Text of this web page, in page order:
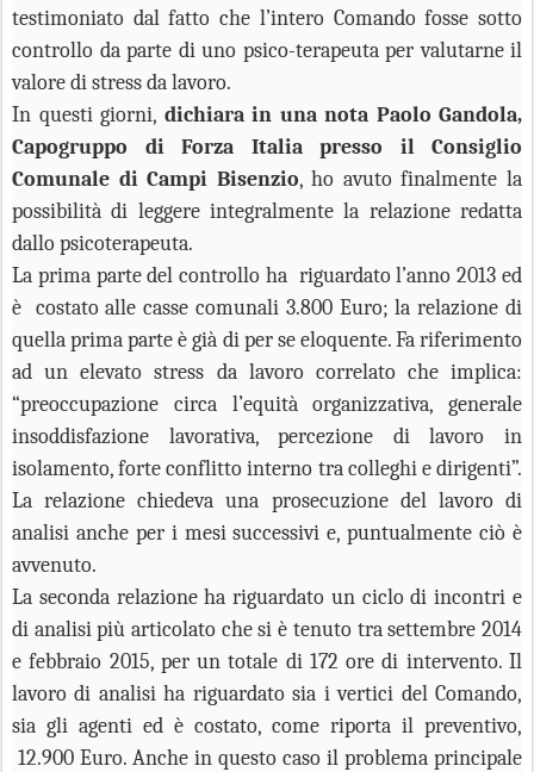
testimoniato dal fatto che l’intero Comando fosse sotto
controllo da parte di uno psico-terapeuta per valutarne il
valore di stress da lavoro.
In questi giorni, dichiara in una nota Paolo Gandola,
Capogruppo di Forza Italia presso il Consiglio
Comunale di Campi Bisenzio, ho avuto finalmente la
possibilità di leggere integralmente la relazione redatta
dallo psicoterapeuta.
La prima parte del controllo ha riguardato l’anno 2013 ed
è costato alle casse comunali 3.800 Euro; la relazione di
quella prima parte è già di per se eloquente. Fa riferimento
ad un elevato stress da lavoro correlato che implica:
“preoccupazione circa l’equità organizzativa, generale
insoddisfazione lavorativa, percezione di lavoro in
isolamento, forte conflitto interno tra colleghi e dirigenti”.
La relazione chiedeva una prosecuzione del lavoro di
analisi anche per i mesi successivi e, puntualmente ciò è
avvenuto.
La seconda relazione ha riguardato un ciclo di incontri e
di analisi più articolato che si è tenuto tra settembre 2014
e febbraio 2015, per un totale di 172 ore di intervento. Il
lavoro di analisi ha riguardato sia i vertici del Comando,
sia gli agenti ed è costato, come riporta il preventivo,
12.900 Euro. Anche in questo caso il problema principale